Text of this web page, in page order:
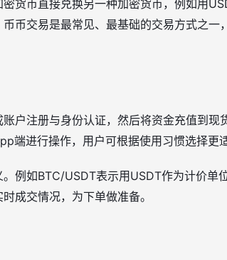
货币直接兑换另一种加密货币，例如用
币交易是最常见、最基础的交易方式之一
户注册与身份认证，然后将资金充值到现
端进行操作，用户可根据使用习惯选择更
例如BTC/USDT表示用USDT作为计价单
成交情况，为下单做准备。